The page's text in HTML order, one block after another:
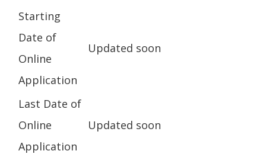
Starting
Date of
Online
Application
Updated soon
Last Date of
Online
Application
Updated soon